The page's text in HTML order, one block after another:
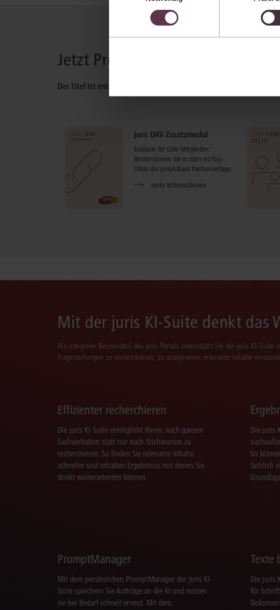
im Cookiebanner sowie in unseren
Jetzt Produkt wählen
Der Titel ist enthalten in:
juris DAV Zusatzmodul
Exklusiv für DAV-Mitglieder:
Recherchieren Sie in über 40 Top-
Titeln der jurisAllianz Partnerverlage.
mehr Informationen
Mit der juris KI-Suite denkt das
Als integraler Bestandteil des juris Portals unterstützt Sie die juris KI-Suite
Fragestellungen zu recherchieren, zu analysieren, relevante Inhalte
Effizienter recherchieren
Die juris KI-Suite ermöglicht Ihnen, nach ganzen
Sachverhalten statt nur nach Stichworten zu
recherchieren. So finden Sie relevante Inhalte
schneller und erhalten Ergebnisse, mit denen Sie
direkt weiterarbeiten können.
Die juris
So
fachlich
PromptManager
Mit dem persönlichen PromptManager der juris KI-
Suite speichern Sie Aufträge an die KI und nutzen
sie bei Bedarf schnell erneut. Mit dem
Texte
Die juris
für